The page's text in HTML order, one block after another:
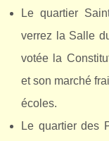
Le quartier
verrez la Salle
votée la
et son marché
écoles.
Le quartier des